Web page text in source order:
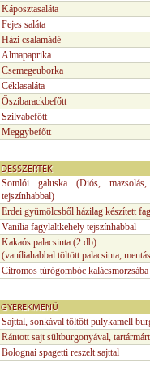
Káposztasaláta
Fejes saláta
Házi csalamádé
Almapaprika
Csemegeuborka
Céklasaláta
Őszibarackbefőtt
Szilvabefőtt
Meggybefőtt
DESSZERTEK
Somlói galuska (Diós,
tejszínhabbal)
Erdei gyümölcsből házilag készített
Vanília fagylaltkehely tejszínhabbal
Kakaós palacsinta (2 db)
(vaníliahabbal töltött palacsinta,
Citromos túrógombóc
GYEREKMENÜ
Sajttal, sonkával töltött pulykamell
Rántott sajt sültburgonyával,
Bolognai spagetti reszelt sajttal